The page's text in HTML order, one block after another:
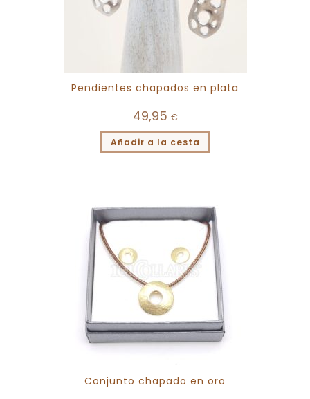
Pendientes chapados en plata
49,95 €
Añadir a la cesta
Conjunto chapado en oro